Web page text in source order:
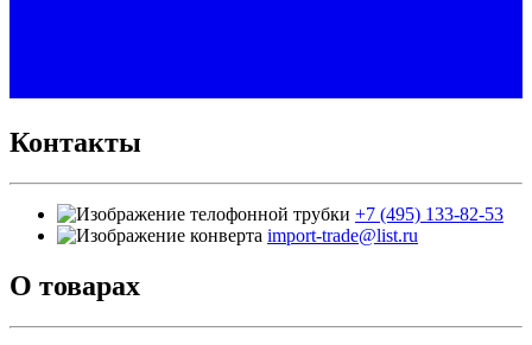
Контакты
+7 (495) 133-82-53
import-trade@list.ru
О товарах